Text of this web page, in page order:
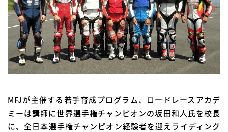
MFJが主催する若手育成プログラム、ロードレースアカデ
ミーは講師に世界選手権チャンピオンの坂田和人氏を校長
に、全日本選手権チャンピオン経験者を迎えライディング